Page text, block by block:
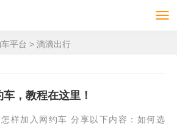
平台 > 滴滴出行
，教程在这里！
怎样加入网约车 分享以下内容：如何选